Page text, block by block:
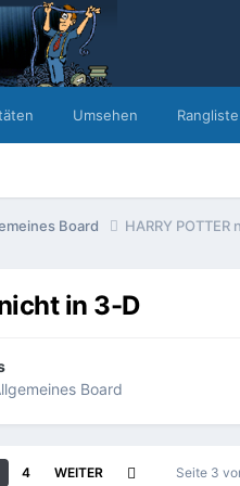
Umsehen Rangliste
Board HARRY
in 3-D
Board
4 WEITER Seite 3